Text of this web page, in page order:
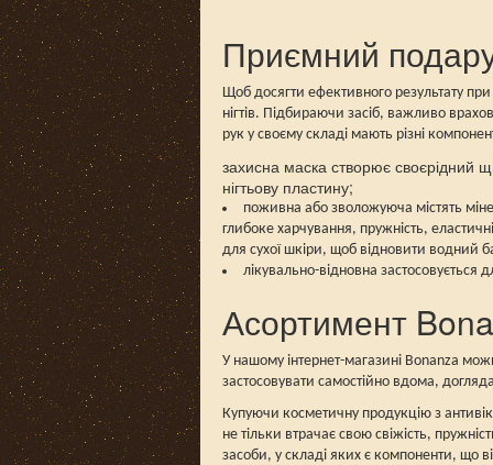
Приємний
Щоб досягти ефективного результату
нігтів. Підбираючи засіб, важливо
рук у своєму складі мають різні
захисна маска створює своєрідний
нігтьову пластину;
поживна або зволожуюча містять
глибоке харчування, пружність,
для сухої шкіри, щоб відновити водний
лікувально-відновна
Асортимент
У нашому інтернет-магазині Bonanza
застосовувати самостійно вдома,
Купуючи косметичну продукцію з
не тільки втрачає свою свіжість,
засоби, у складі яких є компоненти, що